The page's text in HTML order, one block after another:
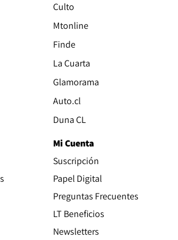
Culto
Mtonline
Finde
La Cuarta
Glamorama
Auto.cl
Duna CL
in new window
Mi Cuenta
Suscripción
Papel Digital
Preguntas Frecuentes
LT Beneficios
Newsletters